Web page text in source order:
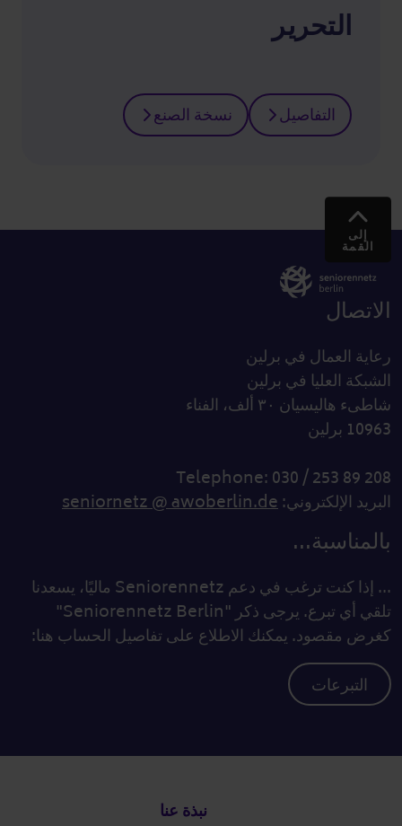
التحرير
التفاصيل نسخة الصنع
إلى
القمة
الاتصال
رعاية العمال في برلين
الشبكة العليا في برلين
شاطىء هاليسيان ٣٠ ألف، الفناء
10963 برلين
Telephone: 030 / 253 89 208
البريد الإلكتروني:seniornetz @ awoberlin.de
بالمناسبة...
... إذا كنت ترغب في دعم Seniorennetz ماليًا، يسعدنا
تلقي أي تبرع. يرجى ذكر "Seniorennetz Berlin"
كغرض مقصود. يمكنك الاطلاع على تفاصيل الحساب هنا:
التبرعات
نبذة عنا